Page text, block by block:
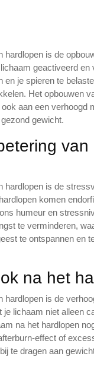
is de
geactiveerd
je spieren te
Het opbouwen
aan een verhoogd
gewicht.
van
is de
komen
humeur en
te verminderen,
te ontspannen en
na het
is de
lichaam niet alleen
na het hardlopen
effect of
te dragen aan